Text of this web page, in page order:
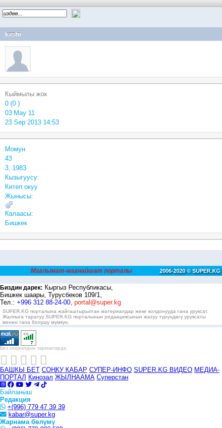
kashi
Кыймылы жок
0 (0 )
03 May 11
23 Sep 2013 14:53
Момун
43
3, 1983
Кызыгуусу:
Китеп окуу
Жынысы:
Калаасы:
Бишкек
Маалымат-маанайшат порталы 2006-2020 © SUPER.KG
Биздин дарек: Кыргыз Республикасы,
Бишкек шаары, Турусбеков 109/1,
Тел.: +996 312 88-24-00, portal@super.kg
SUPER.KG порталына жайгаштырылган материалдар жеке колдонууда гана уруксат.
Жалпыга таратуу SUPER.KG порталынын редакциясынын жазуу түрүндөгү уруксаты
менен гана болушу мүмкүн.
Биз социалдык тармактарда:
БАШКЫ БЕТ СОҢКУ КАБАР СУПЕР-ИНФО SUPER.KG ВИДЕО МЕДИА-
ПОРТАЛ Кинозал ЖЫЛНААМА Суперстан
Байланыш
Редакция
+(996) 779 47 39 39
kabar@super.kg
Жарнама бөлүмү